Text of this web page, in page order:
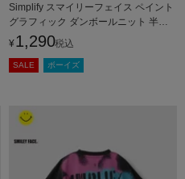
Simplify スマイリーフェイス ペイント
グラフィック ダンボールニット 半袖
パーカー キッズ
¥ 1,290税込
SALE ボーイズ